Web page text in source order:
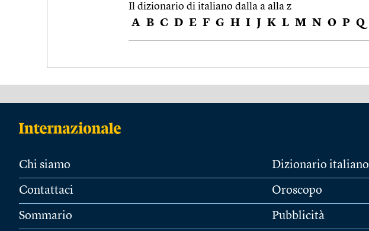
Il dizionario di italiano dalla a alla z
A B C D E F G H I J K L M N O P Q
Chi siamo
Contattaci
Sommario
Dizionario italiano
Oroscopo
Pubblicità